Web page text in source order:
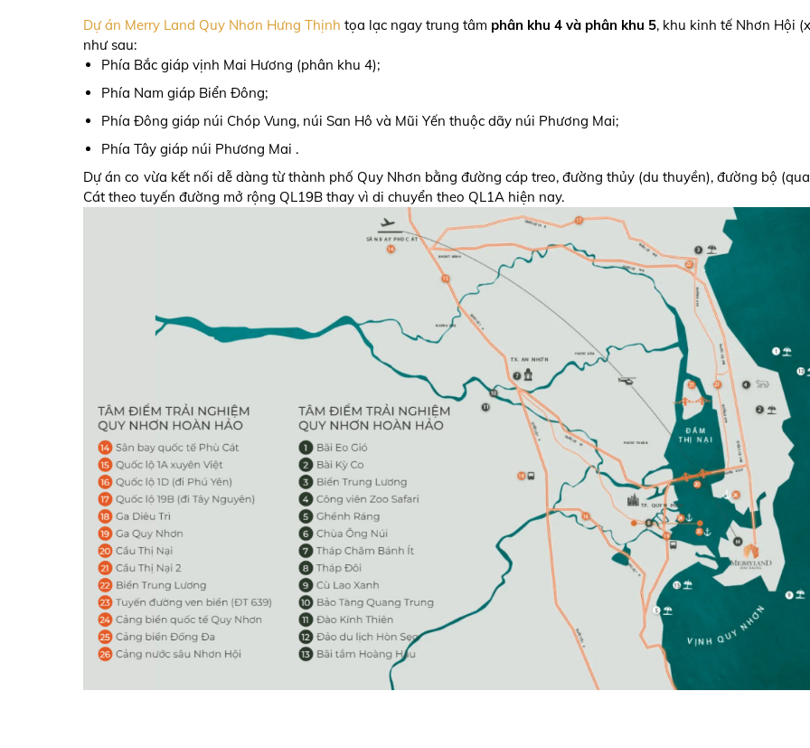
Dự án Merry Land Quy Nhơn Hưng Thịnh tọa lạc ngay trung tâm phân khu 4 và phân khu 5, khu kinh tế Nhơn Hội
như sau:
Phía Bắc giáp vịnh Mai Hương (phân khu 4);
Phía Nam giáp Biển Đông;
Phía Đông giáp núi Chóp Vung, núi San Hô và Mũi Yến thuộc dãy núi Phương Mai;
Phía Tây giáp núi Phương Mai .
Dự án co vừa kết nối dễ dàng từ thành phố Quy Nhơn bằng đường cáp treo, đường thủy (du thuyền), đường bộ
Cát theo tuyến đường mở rộng QL19B thay vì di chuyển theo QL1A hiện nay.